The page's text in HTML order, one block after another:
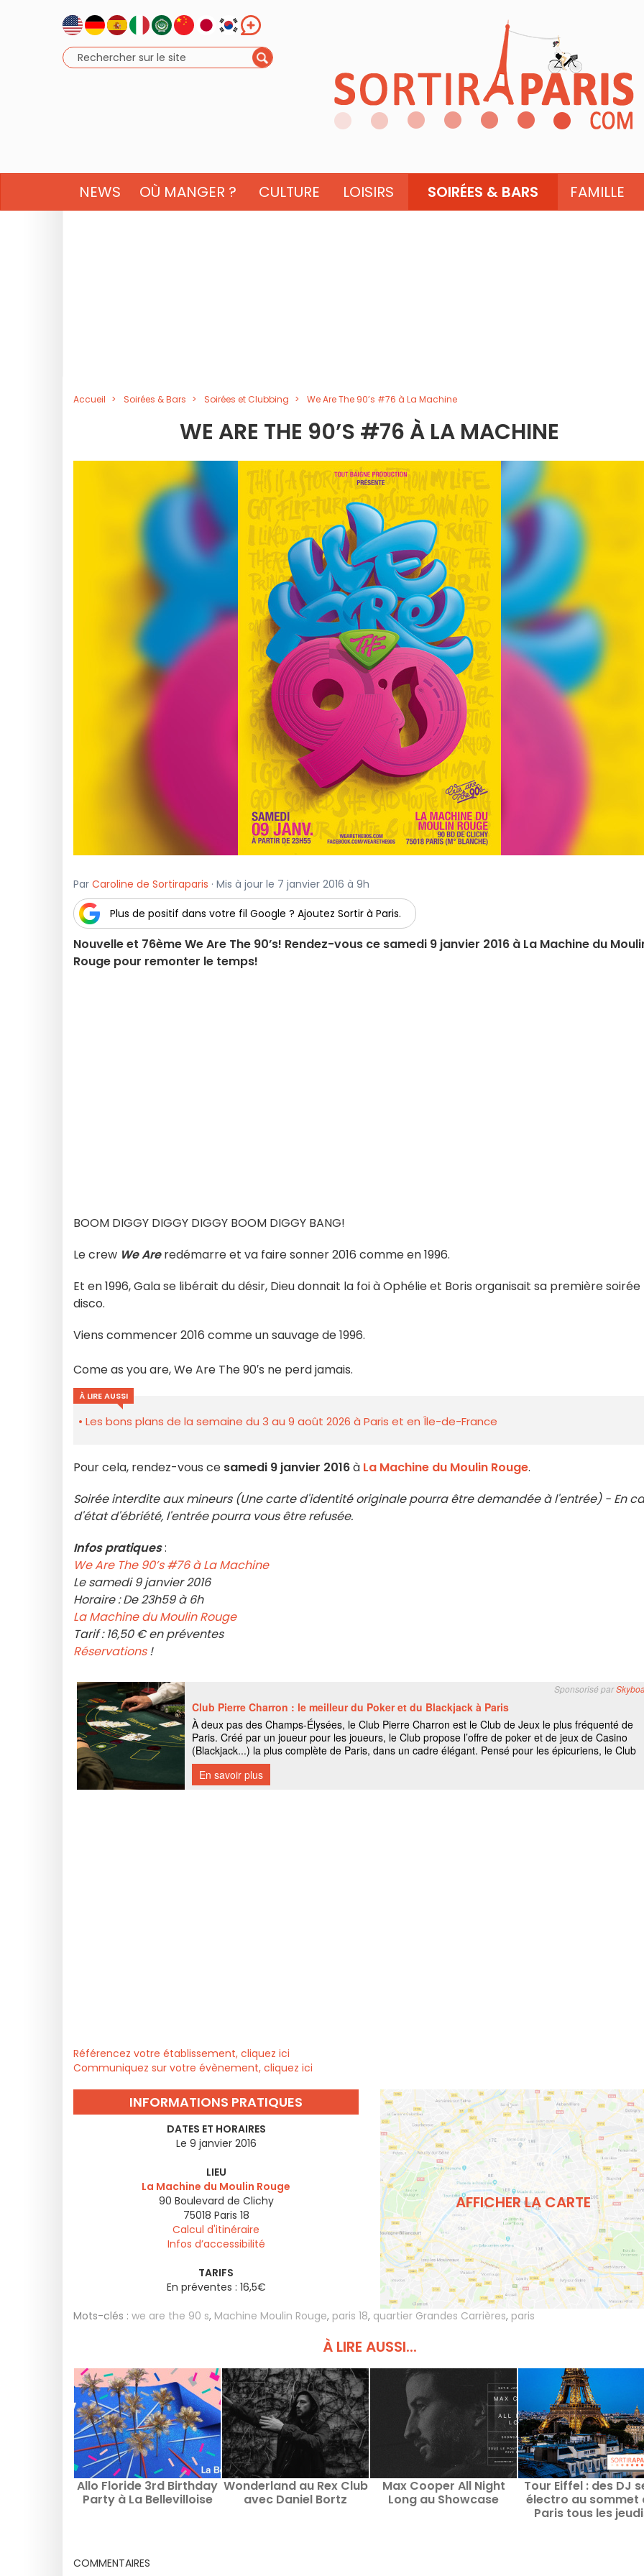
NEWS OÙ MANGER ? CULTURE LOISIRS SOIRÉES & BARS FAMILLE
Accueil Soirées & Bars Soirées et Clubbing We Are The 90’s #76 à La Machine
WE ARE THE 90’S #76 À LA MACHINE
Par Caroline de Sortiraparis · Mis à jour le 7 janvier 2016 à 9h
Plus de positif dans votre fil Google ? Ajoutez Sortir à Paris.
Nouvelle et 76ème We Are The 90’s! Rendez-vous ce samedi 9 janvier 2016 à La Machine du
Rouge pour remonter le temps!
BOOM DIGGY DIGGY DIGGY BOOM DIGGY BANG!
Le crew We Areredémarre et va faire sonner 2016 comme en 1996.
Et en 1996, Gala se libérait du désir, Dieu donnait la foi à Ophélie et Boris organisait sa première soirée
disco.
Viens commencer 2016 comme un sauvage de 1996.
Come as you are, We Are The 90′s ne perd jamais.
À LIRE AUSSI
Les bons plans de la semaine du 3 au 9 août 2026 à Paris et en Île-de-France
Pour cela, rendez-vous ce samedi 9 janvier 2016à La Machine du Moulin Rouge.
Soirée interdite aux mineurs (Une carte d'identité originale pourra être demandée à l'entrée) - En
d'état d'ébriété, l'entrée pourra vous être refusée.
Infos pratiques:
We Are The 90’s #76 à La Machine
Le samedi 9 janvier 2016
Horaire : De 23h59 à 6h
La Machine du Moulin Rouge
Tarif : 16,50 € en préventes
Réservations!
Référencez votre établissement, cliquez ici
Communiquez sur votre évènement, cliquez ici
INFORMATIONS PRATIQUES
DATES ET HORAIRES
Le 9 janvier 2016
LIEU
La Machine du Moulin Rouge
90 Boulevard de Clichy
75018 Paris 18
Calcul d'itinéraire
Infos d’accessibilité
TARIFS
En préventes : 16,5€
AFFICHER LA CARTE
Mots-clés : we are the 90 s, Machine Moulin Rouge, paris 18, quartier Grandes Carrières, paris
À LIRE AUSSI...
Allo Floride 3rd Birthday
Party à La Bellevilloise
Wonderland au Rex Club
avec Daniel Bortz
Max Cooper All Night
Long au Showcase
Tour Eiffel : des DJ
électro au sommet
Paris tous les
COMMENTAIRES